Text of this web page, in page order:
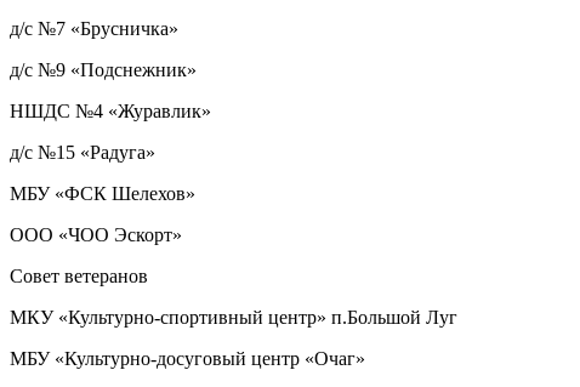
д/с №7 «Брусничка»
д/с №9 «Подснежник»
НШДС №4 «Журавлик»
д/с №15 «Радуга»
МБУ «ФСК Шелехов»
ООО «ЧОО Эскорт»
Совет ветеранов
МКУ «Культурно-спортивный центр» п.Большой Луг
МБУ «Культурно-досуговый центр «Очаг»